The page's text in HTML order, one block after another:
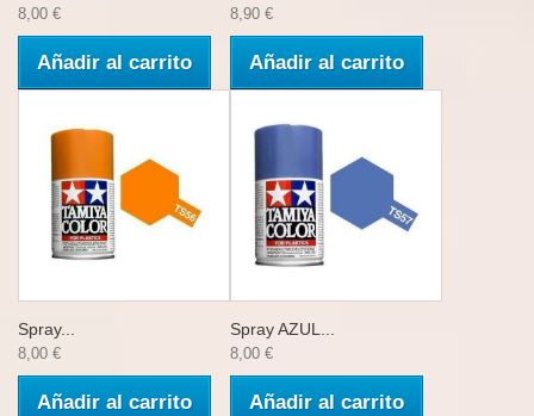
8,00 €
Añadir al carrito
8,90 €
Añadir al carrito
Spray...
8,00 €
Añadir al carrito
Spray AZUL...
8,00 €
Añadir al carrito